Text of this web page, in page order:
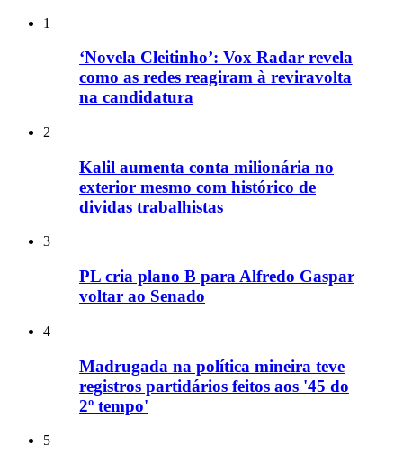
1
‘Novela Cleitinho’: Vox Radar revela
como as redes reagiram à reviravolta
na candidatura
2
Kalil aumenta conta milionária no
exterior mesmo com histórico de
dividas trabalhistas
3
PL cria plano B para Alfredo Gaspar
voltar ao Senado
4
Madrugada na política mineira teve
registros partidários feitos aos '45 do
2º tempo'
5